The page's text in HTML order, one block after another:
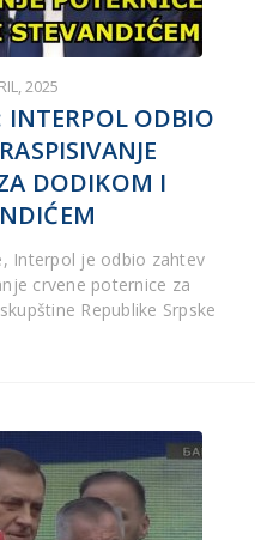
2025
INTERPOL ODBIO
DODIKOM I
Interpol je odbio zahtev
crvene poternice za
Republike Srpske